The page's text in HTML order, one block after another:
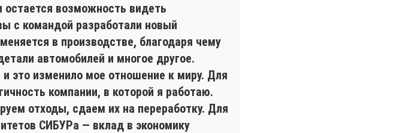
возможность видеть
с командой разработали новый
в производстве, благодаря чему
автомобилей и многое другое.
это изменило мое отношение к миру. Для
компании, в которой я работаю.
отходы, сдаем их на переработку. Для
СИБУРа — вклад в экономику